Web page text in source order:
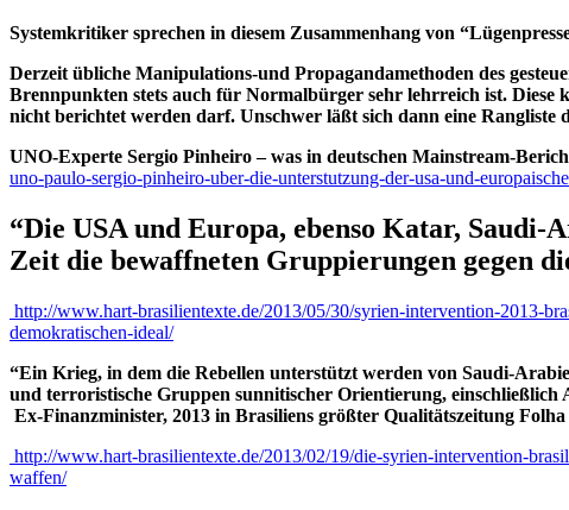
Systemkritiker sprechen in diesem Zusammenhang von
Derzeit übliche Manipulations-und Propagandamethoden des
Brennpunkten stets auch für Normalbürger sehr lehrreich ist. Diese
nicht berichtet werden darf. Unschwer läßt sich dann eine Rangliste
UNO-Experte Sergio Pinheiro – was in deutschen Mainstream-
uno-paulo-sergio-pinheiro-uber-die-unterstutzung-der-usa-und-
“Die USA und Europa, ebenso Katar,
Zeit die bewaffneten Gruppierungen gegen
http://www.hart-brasilientexte.de/2013/05/30/syrien-intervention-2013-
demokratischen-ideal/
“Ein Krieg, in dem die Rebellen unterstützt werden von Saudi-
und terroristische Gruppen sunnitischer Orientierung,
Ex-Finanzminister, 2013 in Brasiliens größter Qualitätszeitung Folha
http://www.hart-brasilientexte.de/2013/02/19/die-syrien-intervention-
waffen/